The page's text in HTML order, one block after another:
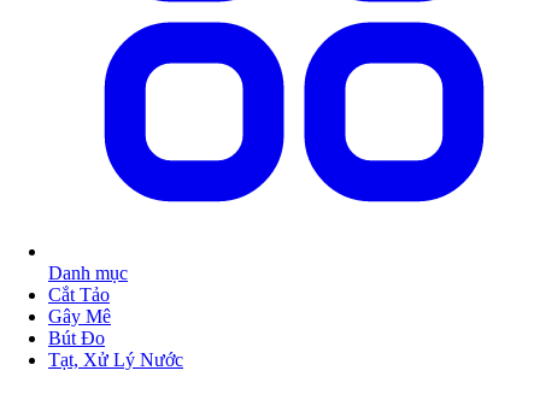
Danh mục
Cắt Tảo
Gây Mê
Bút Đo
Tạt, Xử Lý Nước